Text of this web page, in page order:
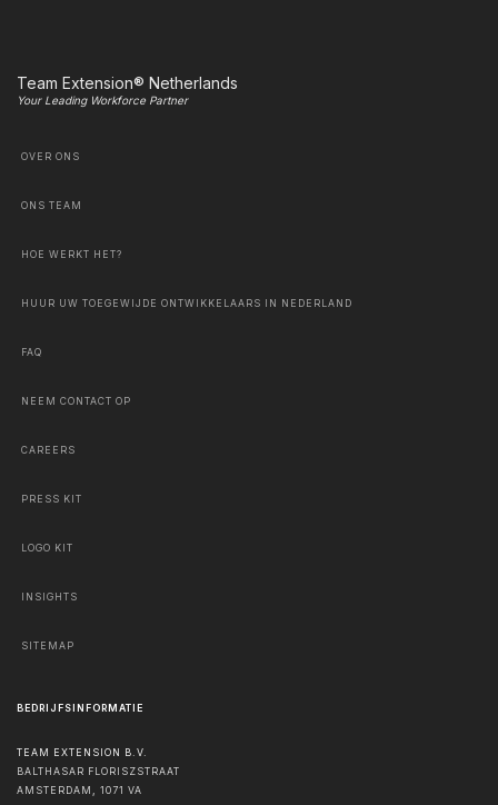
Team Extension® Netherlands
Your Leading Workforce Partner
OVER ONS
ONS TEAM
HOE WERKT HET?
HUUR UW TOEGEWIJDE ONTWIKKELAARS IN NEDERLAND
FAQ
NEEM CONTACT OP
CAREERS
PRESS KIT
LOGO KIT
INSIGHTS
SITEMAP
BEDRIJFSINFORMATIE
TEAM EXTENSION B.V.
BALTHASAR FLORISZSTRAAT
AMSTERDAM
1071 VA